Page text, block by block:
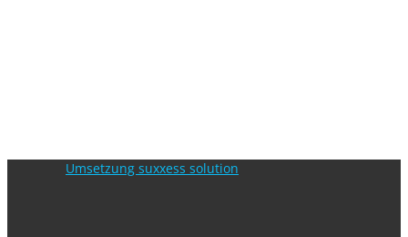
Umsetzung suxxess solution